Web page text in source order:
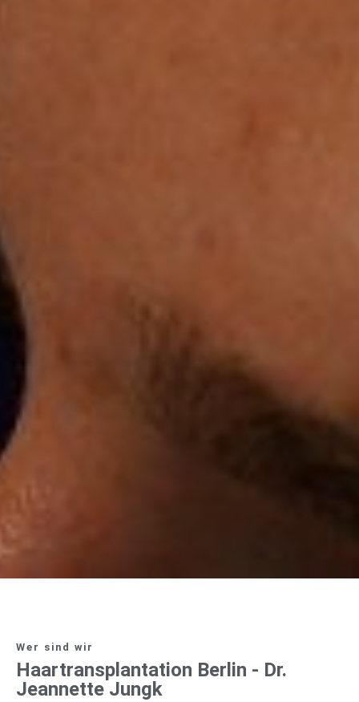
Wer sind wir
Haartransplantation Berlin - Dr.
Jeannette Jungk